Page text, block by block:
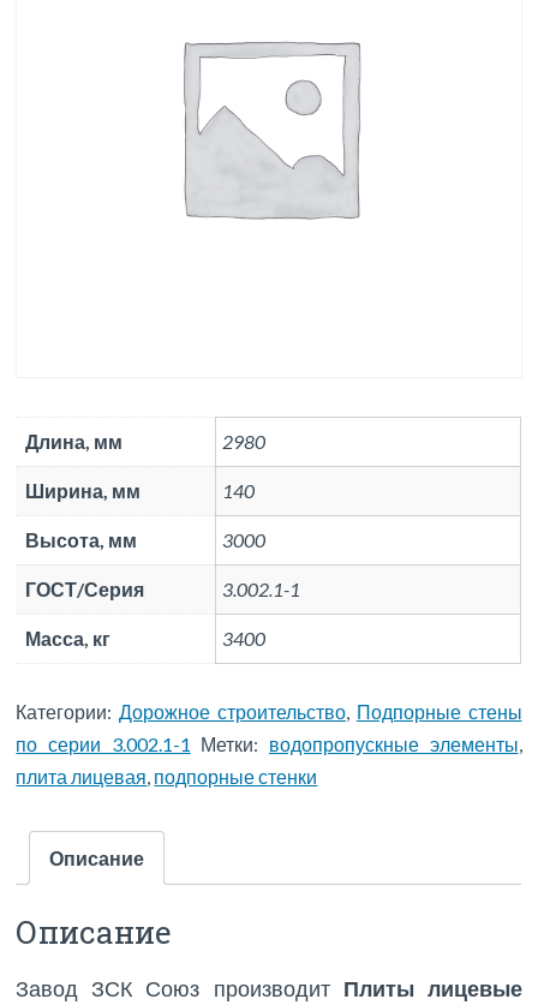
Длина, мм 2980
Ширина, мм 140
Высота, мм 3000
ГОСТ/Серия 3.002.1-1
Масса, кг 3400
Категории: Дорожное строительство Подпорные стены
по серии 3.002.1-1 Метки: водопропускные элементы
плита лицевая подпорные стенки
Описание
Описание
Завод ЗСК Союз производит Плиты лицевые